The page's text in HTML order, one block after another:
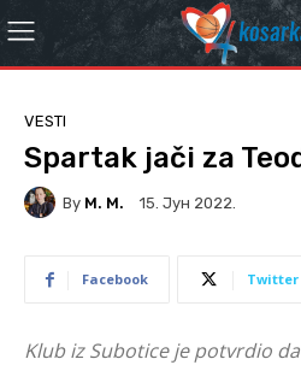
VESTI
Spartak jači za
By M. M. 15. Јун 2022.
Facebook Twitter
Klub iz Subotice je potvrdio